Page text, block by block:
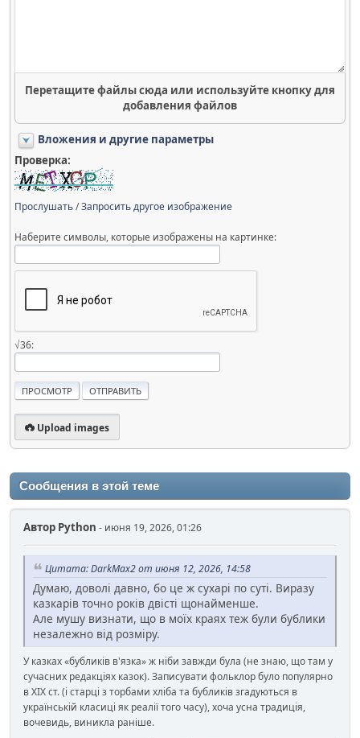
Перетащите файлы сюда или используйте кнопку для
добавления файлов
Вложения и другие параметры
Проверка:
Прослушать/Запросить другое изображение
Наберите символы, которые изображены на картинке:
√36:
Upload images
Сообщения в этой теме
Автор Python - июня 19, 2026, 01:26
Цитата: DarkMax2 от июня 12, 2026, 14:58
Думаю, доволі давно, бо це ж сухарі по суті. Виразу
казкарів точно років двісті щонайменше.
Але мушу визнати, що в моїх краях теж були бублики
незалежно від розміру.
У казках «бубликів в'язка» ж ніби завжди була (не знаю, що там у
сучасних редакціях казок). Записувати фольклор було популярно
в ХІХ ст. (і старці з торбами хліба та бубликів згадуються в
українській класиці як реалії того часу), хоча усна традиція,
вочевидь, виникла раніше.